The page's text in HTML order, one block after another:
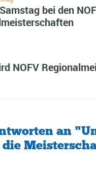
bei den
NOFV
an